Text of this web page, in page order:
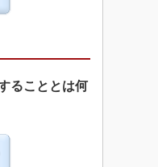
ることとは何